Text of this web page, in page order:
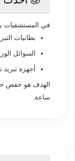
في المستشفيات
بطانيات
السوائل
أجهزة
ساعة.